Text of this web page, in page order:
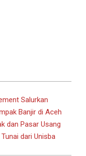
Salurkan
Banjir di Aceh
dan Pasar Usang
dari Unisba